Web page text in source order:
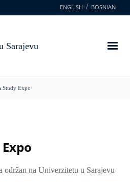
ENGLISH BOSNIAN
Sarajevu
Study Expo
održan na Univerzitetu u Sarajevu